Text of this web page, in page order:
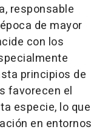
responsable
de mayor
con los
principios de
favorecen el
especie, lo que
en entornos